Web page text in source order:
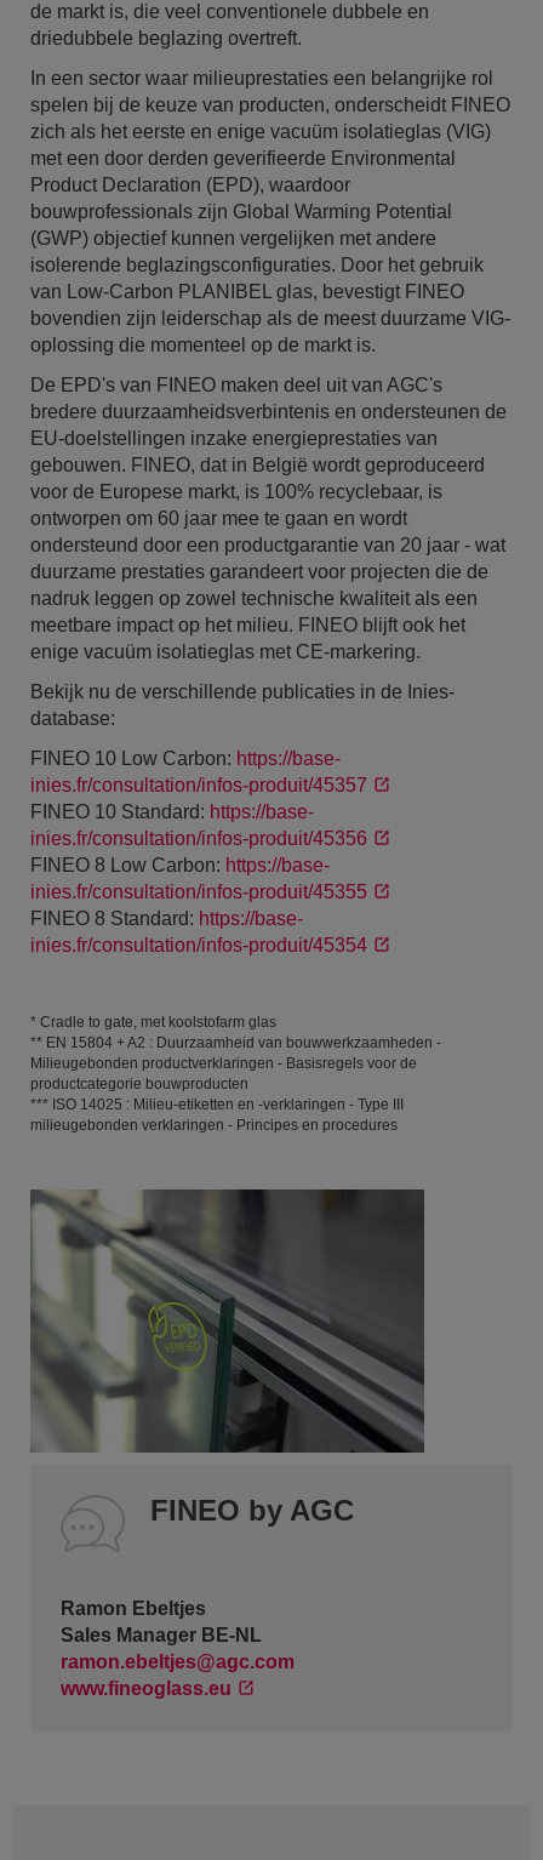
de markt is, die veel conventionele dubbele en
driedubbele beglazing overtreft.
In een sector waar milieuprestaties een belangrijke rol
spelen bij de keuze van producten, onderscheidt FINEO
zich als het eerste en enige vacuüm isolatieglas (VIG)
met een door derden geverifieerde Environmental
Product Declaration (EPD), waardoor
bouwprofessionals zijn Global Warming Potential
(GWP) objectief kunnen vergelijken met andere
isolerende beglazingsconfiguraties. Door het gebruik
van Low-Carbon PLANIBEL glas, bevestigt FINEO
bovendien zijn leiderschap als de meest duurzame VIG-
oplossing die momenteel op de markt is.
De EPD's van FINEO maken deel uit van AGC's
bredere duurzaamheidsverbintenis en ondersteunen de
EU-doelstellingen inzake energieprestaties van
gebouwen. FINEO, dat in België wordt geproduceerd
voor de Europese markt, is 100% recyclebaar, is
ontworpen om 60 jaar mee te gaan en wordt
ondersteund door een productgarantie van 20 jaar - wat
duurzame prestaties garandeert voor projecten die de
nadruk leggen op zowel technische kwaliteit als een
meetbare impact op het milieu. FINEO blijft ook het
enige vacuüm isolatieglas met CE-markering.
Bekijk nu de verschillende publicaties in de Inies-
database:
FINEO 10 Low Carbon: https://base-
inies.fr/consultation/infos-produit/45357
FINEO 10 Standard: https://base-
inies.fr/consultation/infos-produit/45356
FINEO 8 Low Carbon: https://base-
inies.fr/consultation/infos-produit/45355
FINEO 8 Standard: https://base-
inies.fr/consultation/infos-produit/45354
* Cradle to gate, met koolstofarm glas
** EN 15804 + A2 : Duurzaamheid van bouwwerkzaamheden -
Milieugebonden productverklaringen - Basisregels voor de
productcategorie bouwproducten
*** ISO 14025 : Milieu-etiketten en -verklaringen - Type III
milieugebonden verklaringen - Principes en procedures
FINEO by AGC
Ramon Ebeltjes
Sales Manager BE-NL
ramon.ebeltjes@agc.com
www.fineoglass.eu